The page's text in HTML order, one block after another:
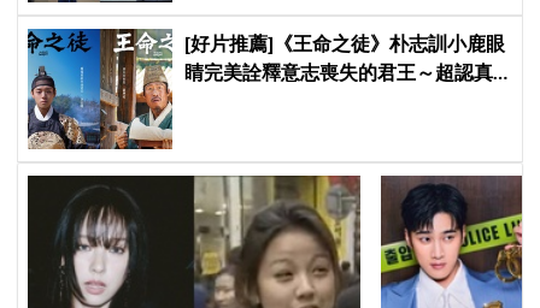
[好片推薦]《王命之徒》朴志訓小鹿眼
睛完美詮釋意志喪失的君王～超認真